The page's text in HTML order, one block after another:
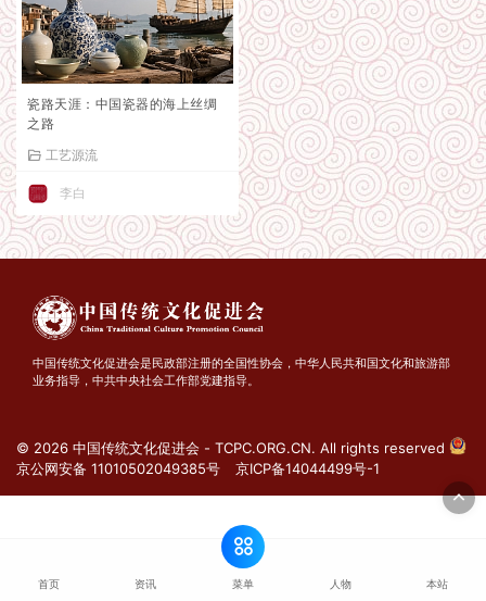
瓷路天涯：中国瓷器的海上丝绸
之路
工艺源流
李白
中国传统文化促进会是民政部注册的全国性协会，中华人民共和国文化和旅游部
业务指导，中共中央社会工作部党建指导。
© 2026 中国传统文化促进会 - TCPC.ORG.CN. All rights reserved
京公网安备 11010502049385号
京ICP备14044499号-1
首页 资讯 菜单 人物 本站